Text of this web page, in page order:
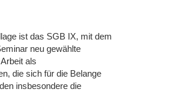
ist das SGB IX, mit dem
neu gewählte
als
die sich für die Belange
insbesondere die